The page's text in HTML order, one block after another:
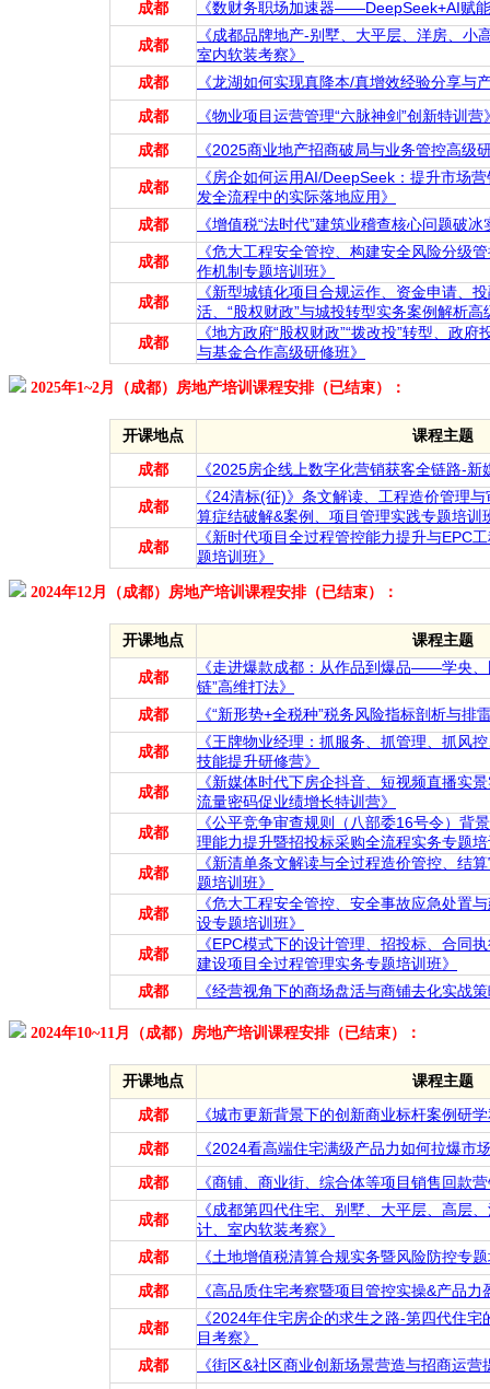
成都
《数财务职场加速器——DeepSeek+AI赋
成都
《成都品牌地产-别墅、大平层、洋房、小
室内软装考察》
成都
《龙湖如何实现真降本/真增效经验分享与
成都
《物业项目运营管理“六脉神剑”创新特训营
成都
《2025商业地产招商破局与业务管控高级
成都
《房企如何运用AI/DeepSeek：提升市场
发全流程中的实际落地应用》
成都
《增值税“法时代”建筑业稽查核心问题破
成都
《危大工程安全管控、构建安全风险分级
作机制专题培训班》
成都
《新型城镇化项目合规运作、资金申请、
活、“股权财政”与城投转型实务案例解析高
成都
《地方政府“股权财政”“拨改投”转型、政
与基金合作高级研修班》
2025年1~2月（成都）房地产培训课程安排（已结束）：
开课地点 课程主题
成都 《2025房企线上数字化营销获客全链路-新
成都
《24清标(征)》条文解读、工程造价管理
算症结破解&案例、项目管理实践专题培训
成都
《新时代项目全过程管控能力提升与EPC
题培训班》
2024年12月（成都）房地产培训课程安排（已结束）：
开课地点 课程主题
成都
《走进爆款成都：从作品到爆品——学央
链”高维打法》
成都
《“新形势+全税种”税务风险指标剖析与排
成都
《王牌物业经理：抓服务、抓管理、抓风
技能提升研修营》
成都
《新媒体时代下房企抖音、短视频直播实
流量密码促业绩增长特训营》
成都
《公平竞争审查规则（八部委16号令）背
理能力提升暨招投标采购全流程实务专题
成都
《新清单条文解读与全过程造价管控、结
题培训班》
成都
《危大工程安全管控、安全事故应急处置
设专题培训班》
成都
《EPC模式下的设计管理、招投标、合同
建设项目全过程管理实务专题培训班》
成都
《经营视角下的商场盘活与商铺去化实战
2024年10~11月（成都）房地产培训课程安排（已结束）：
开课地点 课程主题
成都
《城市更新背景下的创新商业标杆案例研
成都
《2024看高端住宅满级产品力如何拉爆市
成都
《商铺、商业街、综合体等项目销售回款
成都
《成都第四代住宅、别墅、大平层、高层
计、室内软装考察》
成都
《土地增值税清算合规实务暨风险防控专
成都
《高品质住宅考察暨项目管控实操&产品
成都
《2024年住宅房企的求生之路-第四代住
目考察》
成都
《街区&社区商业创新场景营造与招商运